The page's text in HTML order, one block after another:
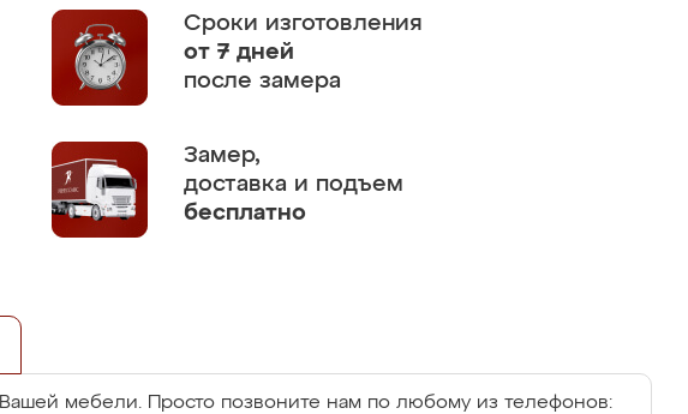
Сроки изготовления
от 7 дней
после замера
Замер,
доставка и подъем
бесплатно
Вашей мебели. Просто позвоните нам по любому из телефонов: